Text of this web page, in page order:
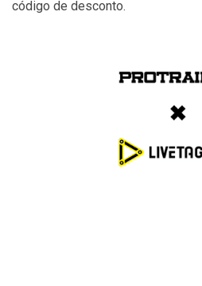
código de desconto.